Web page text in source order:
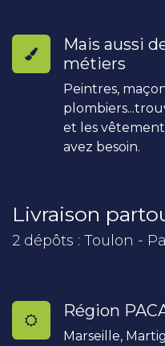
Mais aussi
métiers
Peintres,
et les
avez besoin.
Livraison
2 dépôts : Toulon -
Région
Marseille,